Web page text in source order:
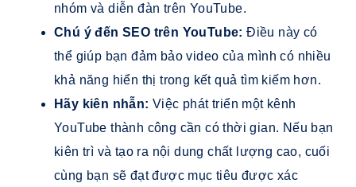
nhóm và diễn đàn trên YouTube.
Chú ý đến SEO trên YouTube: Điều này có
thể giúp bạn đảm bảo video của mình có nhiều
khả năng hiển thị trong kết quả tìm kiếm hơn.
Hãy kiên nhẫn: Việc phát triển một kênh
YouTube thành công cần có thời gian. Nếu bạn
kiên trì và tạo ra nội dung chất lượng cao, cuối
cùng bạn sẽ đạt được mục tiêu được xác